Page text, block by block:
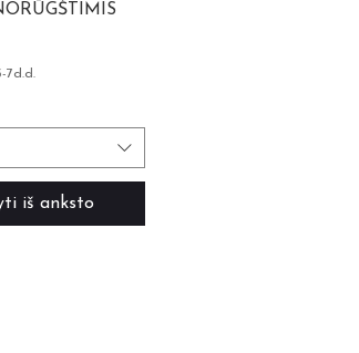
7d.d.
iš anksto